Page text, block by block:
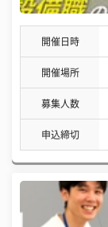
開催日時
開催場所
募集人数
申込締切